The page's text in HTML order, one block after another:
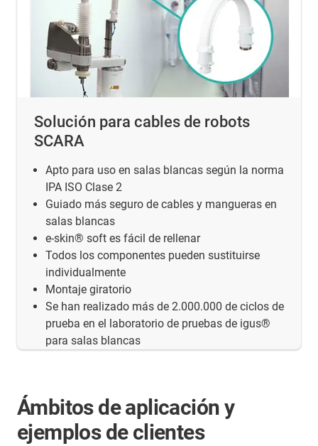
Solución para cables de robots
SCARA
Apto para uso en salas blancas según la norma
IPA ISO Clase 2
Guiado más seguro de cables y mangueras en
salas blancas
e-skin® soft es fácil de rellenar
Todos los componentes pueden sustituirse
individualmente
Montaje giratorio
Se han realizado más de 2.000.000 de ciclos de
prueba en el laboratorio de pruebas de igus®
para salas blancas
Ámbitos de aplicación y
ejemplos de clientes